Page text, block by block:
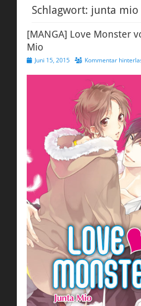
Schlagwort: junta mio
[MANGA] Love Monster
Mio
Veröffentlicht
Juni 15, 2015 Kommentar